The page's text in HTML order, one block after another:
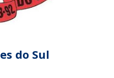
do Sul